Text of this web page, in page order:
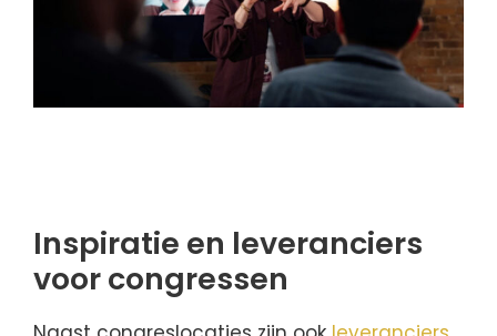
Inspiratie en leveranciers
voor congressen